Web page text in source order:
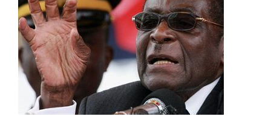
5
244
0